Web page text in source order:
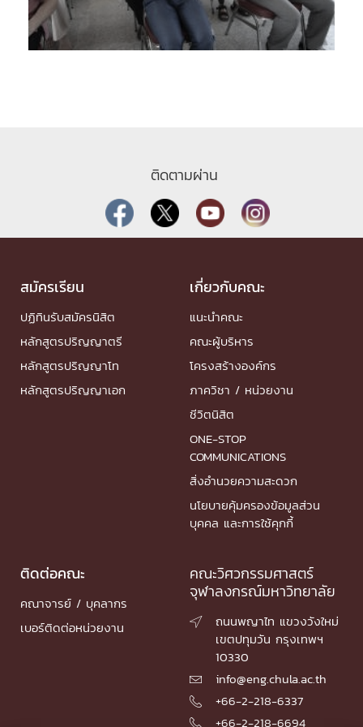
ติดตามผ่าน
สมัครเรียน
ปฏิทินรับสมัครนิสิต
หลักสูตรปริญญาตรี
หลักสูตรปริญญาโท
หลักสูตรปริญญาเอก
เกี่ยวกับคณะ
แนะนำคณะ
คณะผู้บริหาร
โครงสร้างองค์กร
ภาควิชา / หน่วยงาน
ชีวิตนิสิต
ONE-STOP
COMMUNICATIONS
สิ่งอำนวยความสะดวก
นโยบายคุ้มครองข้อมูลส่วน
บุคคล และการใช้คุกกี้
ติดต่อคณะ
คณาจารย์ / บุคลากร
เบอร์ติดต่อหน่วยงาน
คณะวิศวกรรมศาสตร์
จุฬาลงกรณ์มหาวิทยาลัย

ถนนพญาไท แขวงวังใหม่
เขตปทุมวัน กรุงเทพฯ
10330
 info@eng.chula.ac.th
 +66-2-218-6337
 +66-2-218-6694